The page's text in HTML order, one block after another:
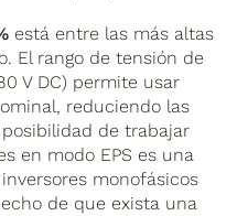
está entre las más altas
El rango de tensión de
V DC) permite usar
reduciendo las
de trabajar
en modo EPS es una
monofásicos
de que exista una